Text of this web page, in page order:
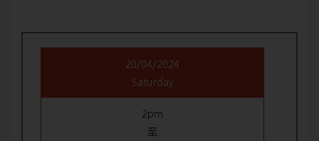
20/04/2024
Saturday
2pm
至